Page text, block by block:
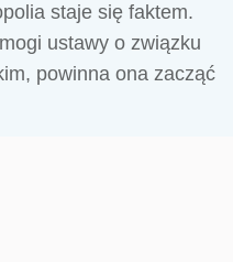
staje się faktem.
ustawy o związku
powinna ona zacząć